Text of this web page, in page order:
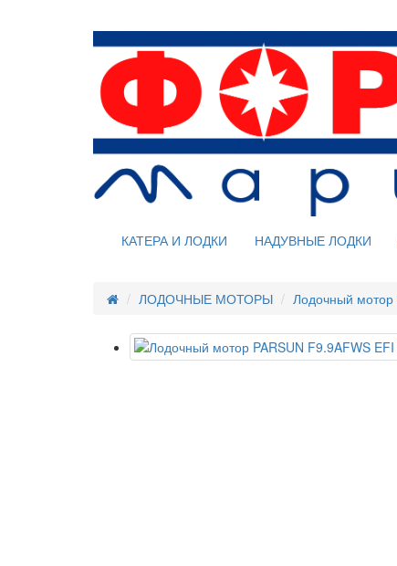
КАТЕРА И ЛОДКИ НАДУВНЫЕ ЛОДКИ
ЛОДОЧНЫЕ МОТОРЫ Лодочный мотор